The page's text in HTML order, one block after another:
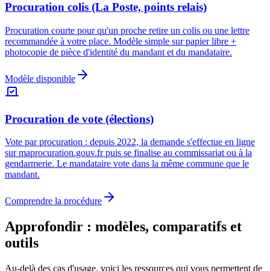
Procuration colis (La Poste, points relais)
Procuration courte pour qu'un proche retire un colis ou une lettre
recommandée à votre place. Modèle simple sur papier libre +
photocopie de pièce d'identité du mandant et du mandataire.
Modèle disponible
Procuration de vote (élections)
Vote par procuration : depuis 2022, la demande s'effectue en ligne
sur maprocuration.gouv.fr puis se finalise au commissariat ou à la
gendarmerie. Le mandataire vote dans la même commune que le
mandant.
Comprendre la procédure
Approfondir : modèles, comparatifs et
outils
Au-delà des cas d'usage, voici les ressources qui vous permettent de